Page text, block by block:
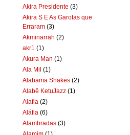
Akira Presidente (3)
Akira S E As Garotas que
Erraram (3)
Akminarrah (2)
akr1 (1)
Akura Man (1)
Ala Mil (1)
Alabama Shakes (2)
Alabê KetuJazz (1)
Alafia (2)
Aláfia (6)
Alambradas (3)